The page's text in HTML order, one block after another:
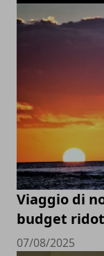
Viaggio di
budget
07/08/2025